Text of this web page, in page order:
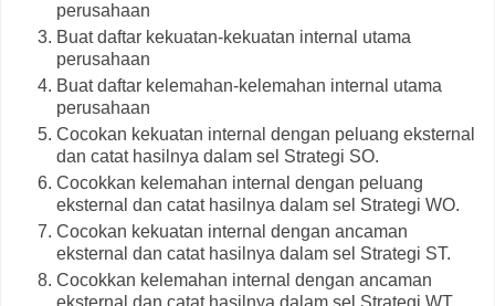
perusahaan
Buat daftar kekuatan-kekuatan internal utama
perusahaan
Buat daftar kelemahan-kelemahan internal utama
perusahaan
Cocokan kekuatan internal dengan peluang eksternal
dan catat hasilnya dalam sel Strategi SO.
Cocokkan kelemahan internal dengan peluang
eksternal dan catat hasilnya dalam sel Strategi WO.
Cocokan kekuatan internal dengan ancaman
eksternal dan catat hasilnya dalam sel Strategi ST.
Cocokkan kelemahan internal dengan ancaman
eksternal dan catat hasilnya dalam sel Strategi WT.